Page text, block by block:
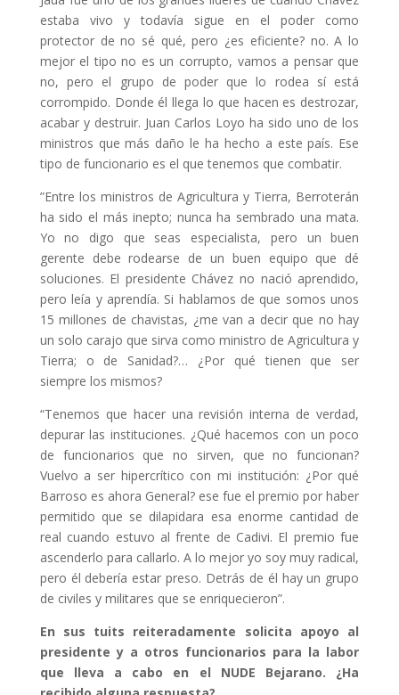
estaba vivo y todavía sigue en el poder como
protector de no sé qué, pero ¿es eficiente? no. A lo
mejor el tipo no es un corrupto, vamos a pensar que
no, pero el grupo de poder que lo rodea sí está
corrompido. Donde él llega lo que hacen es destrozar,
acabar y destruir. Juan Carlos Loyo ha sido uno de los
ministros que más daño le ha hecho a este país. Ese
tipo de funcionario es el que tenemos que combatir.
”Entre los ministros de Agricultura y Tierra, Berroterán
ha sido el más inepto; nunca ha sembrado una mata.
Yo no digo que seas especialista, pero un buen
gerente debe rodearse de un buen equipo que dé
soluciones. El presidente Chávez no nació aprendido,
pero leía y aprendía. Si hablamos de que somos unos
15 millones de chavistas, ¿me van a decir que no hay
un solo carajo que sirva como ministro de Agricultura y
Tierra; o de Sanidad?… ¿Por qué tienen que ser
siempre los mismos?
“Tenemos que hacer una revisión interna de verdad,
depurar las instituciones. ¿Qué hacemos con un poco
de funcionarios que no sirven, que no funcionan?
Vuelvo a ser hipercrítico con mi institución: ¿Por qué
Barroso es ahora General? ese fue el premio por haber
permitido que se dilapidara esa enorme cantidad de
real cuando estuvo al frente de Cadivi. El premio fue
ascenderlo para callarlo. A lo mejor yo soy muy radical,
pero él debería estar preso. Detrás de él hay un grupo
de civiles y militares que se enriquecieron”.
En sus tuits reiteradamente solicita apoyo al
presidente y a otros funcionarios para la labor
que lleva a cabo en el NUDE Bejarano. ¿Ha